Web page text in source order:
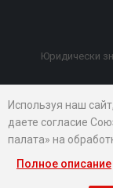
Юридически
Используя наш
даете согласие
палата» на
данных...
Полное описание